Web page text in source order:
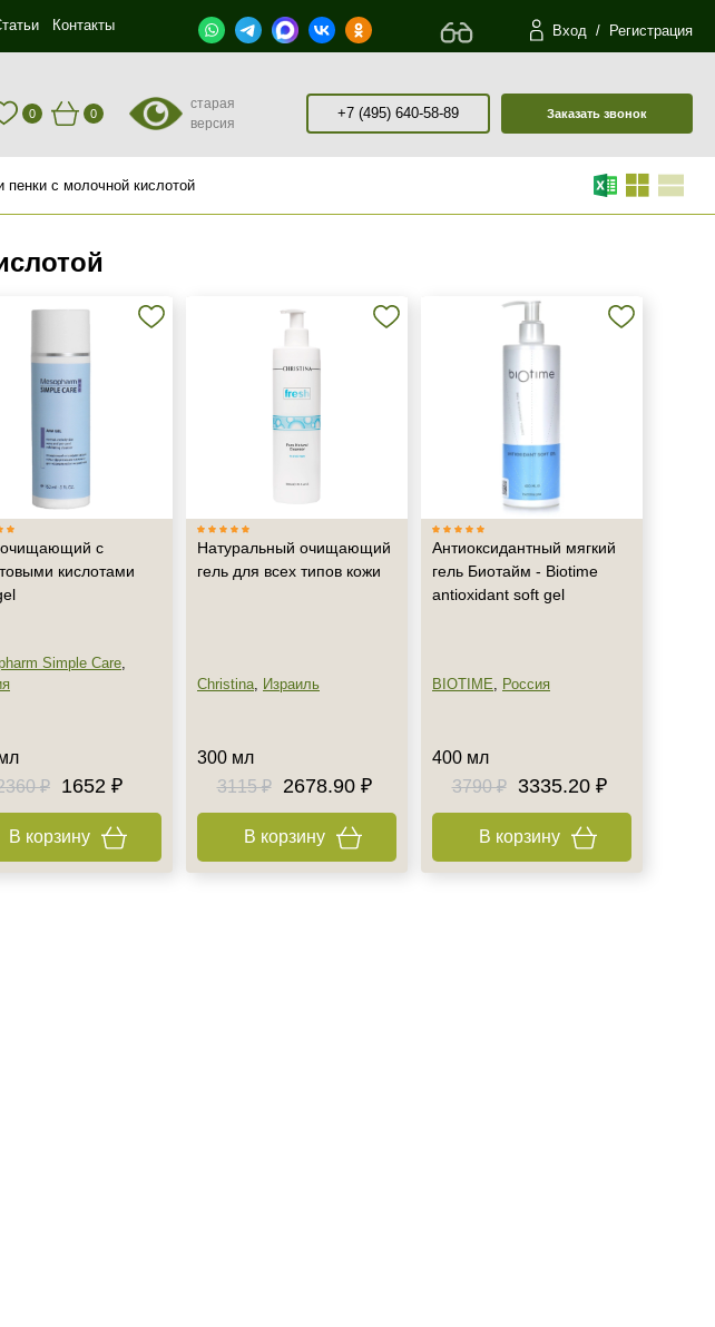
Контакты Вход / Регистрация
0 0
старая
версия
+7 (495) 640-58-89 Заказать звонок
пенки с молочной кислотой
очищающий с
кислотами
Simple Care,
₽
1652 ₽
В корзину
Натуральный очищающий
гель для всех типов кожи
Christina, Израиль
300 мл
3115 ₽
2678.90 ₽
В корзину
Антиоксидантный мягкий
гель Биотайм - Biotime
antioxidant soft gel
BIOTIME, Россия
400 мл
3790 ₽
3335.20 ₽
В корзину